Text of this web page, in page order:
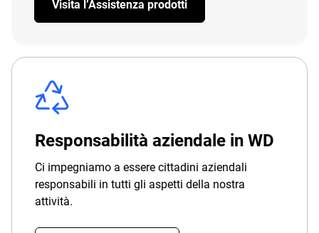
Visita l’Assistenza prodotti
Responsabilità aziendale in WD
Ci impegniamo a essere cittadini aziendali
responsabili in tutti gli aspetti della nostra
attività.